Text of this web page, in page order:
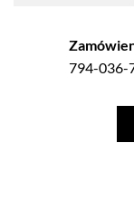
794-036-